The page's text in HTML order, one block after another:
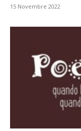
15 Novembre 2022